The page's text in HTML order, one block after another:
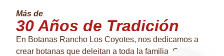
Más de
30 Años de Tradición
En Botanas Rancho Los Coyotes, nos dedicamos a
crear botanas que deleitan a toda la familia. Con